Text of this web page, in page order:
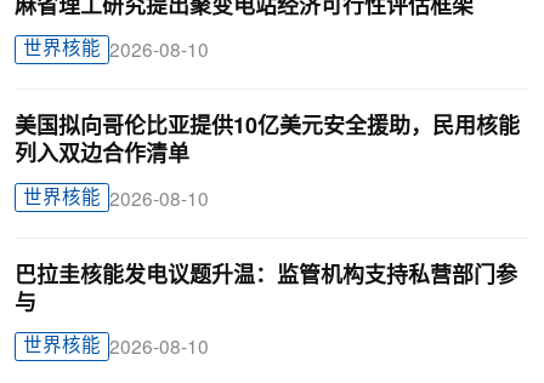
麻省理工研究提出聚变电站经济可行性评估框架
世界核能 2026-08-10
美国拟向哥伦比亚提供10亿美元安全援助，民用核能
列入双边合作清单
世界核能 2026-08-10
巴拉圭核能发电议题升温：监管机构支持私营部门参
与
世界核能 2026-08-10